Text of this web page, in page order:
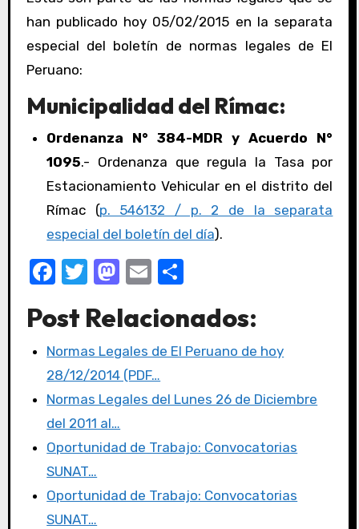
han publicado hoy 05/02/2015 en la separata
especial del boletín de normas legales de El
Peruano:
Municipalidad del Rímac:
Ordenanza N° 384-MDR y Acuerdo N°
1095.- Ordenanza que regula la Tasa por
Estacionamiento Vehicular en el distrito del
Rímac (p. 546132 / p. 2 de la separata
especial del boletín del día).
F
c
e
b
o
o
k
T
it
te
r
M
st
o
d
o
n
E
ail
C
m
p
tir
Post Relacionados:
Normas Legales de El Peruano de hoy
28/12/2014 (PDF…
Normas Legales del Lunes 26 de Diciembre
del 2011 al…
Oportunidad de Trabajo: Convocatorias
SUNAT…
Oportunidad de Trabajo: Convocatorias
SUNAT…